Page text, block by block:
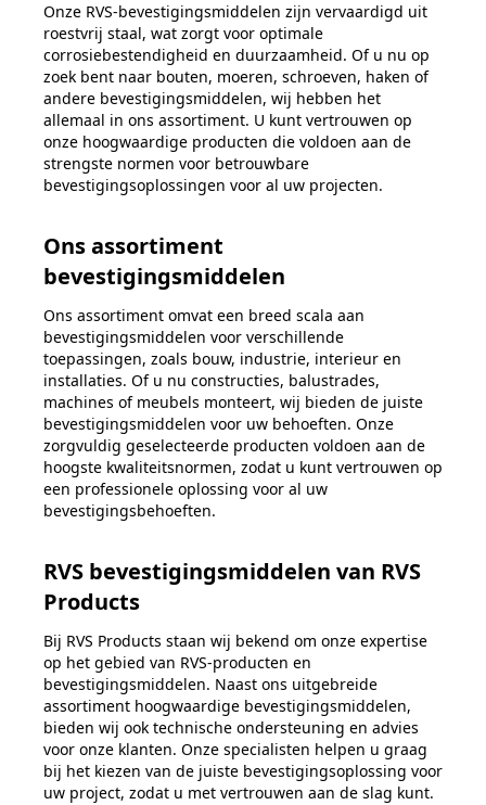
Onze RVS-bevestigingsmiddelen zijn vervaardigd uit
roestvrij staal, wat zorgt voor optimale
corrosiebestendigheid en duurzaamheid. Of u nu op
zoek bent naar bouten, moeren, schroeven, haken of
andere bevestigingsmiddelen, wij hebben het
allemaal in ons assortiment. U kunt vertrouwen op
onze hoogwaardige producten die voldoen aan de
strengste normen voor betrouwbare
bevestigingsoplossingen voor al uw projecten.
Ons assortiment
bevestigingsmiddelen
Ons assortiment omvat een breed scala aan
bevestigingsmiddelen voor verschillende
toepassingen, zoals bouw, industrie, interieur en
installaties. Of u nu constructies, balustrades,
machines of meubels monteert, wij bieden de juiste
bevestigingsmiddelen voor uw behoeften. Onze
zorgvuldig geselecteerde producten voldoen aan de
hoogste kwaliteitsnormen, zodat u kunt vertrouwen op
een professionele oplossing voor al uw
bevestigingsbehoeften.
RVS bevestigingsmiddelen van RVS
Products
Bij RVS Products staan wij bekend om onze expertise
op het gebied van RVS-producten en
bevestigingsmiddelen. Naast ons uitgebreide
assortiment hoogwaardige bevestigingsmiddelen,
bieden wij ook technische ondersteuning en advies
voor onze klanten. Onze specialisten helpen u graag
bij het kiezen van de juiste bevestigingsoplossing voor
uw project, zodat u met vertrouwen aan de slag kunt.